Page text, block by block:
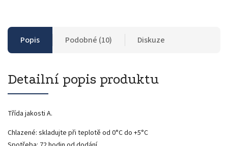
Popis Podobné (10) Diskuze
Detailní popis produktu
Třída jakosti A.
Chlazené: skladujte při teplotě od 0°C do +5°C